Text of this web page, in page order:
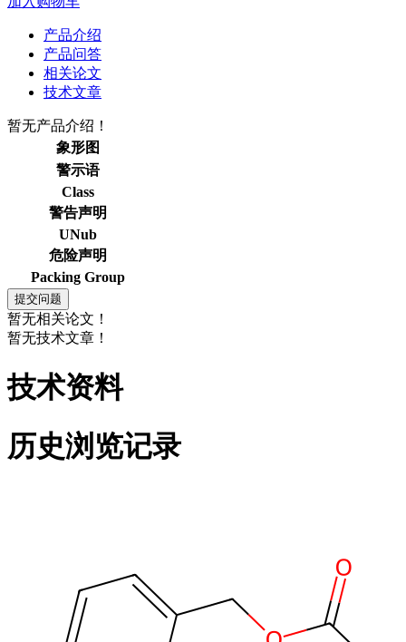
产品介绍
产品问答
相关论文
技术文章
暂无产品介绍！
象形图
警示语
Class
警告声明
UNub
危险声明
Packing Group
暂无相关论文！
暂无技术文章！
技术资料
历史浏览记录